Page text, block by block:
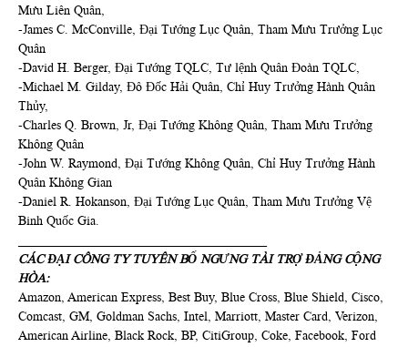
Mưu Liên Quân,
-James C. McConville, Đại Tướng Lục Quân, Tham Mưu Trưởng Lục
Quân
-David H. Berger, Đại Tướng TQLC, Tư lệnh Quân Đoàn TQLC,
-Michael M. Gilday, Đô Đốc Hải Quân, Chỉ Huy Trưởng Hành Quân
Thủy,
-Charles Q. Brown, Jr, Đại Tướng Không Quân, Tham Mưu Trưởng
Không Quân
-John W. Raymond, Đại Tướng Không Quân, Chỉ Huy Trưởng Hành
Quân Không Gian
-Daniel R. Hokanson, Đại Tướng Lục Quân, Tham Mưu Trưởng Vệ
Binh Quốc Gia.
CÁC ĐẠI CÔNG TY TUYÊN BỐ NGƯNG TÀI TRỢ ĐẢNG CỘNG
HÒA:
Amazon, American Express, Best Buy, Blue Cross, Blue Shield, Cisco,
Comcast, GM, Goldman Sachs, Intel, Marriott, Master Card, Verizon,
American Airline, Black Rock, BP, CitiGroup, Coke, Facebook, Ford